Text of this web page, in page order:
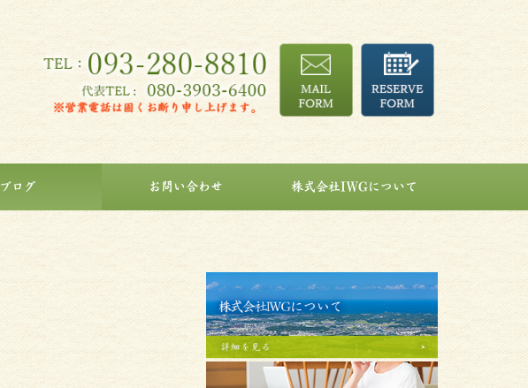
ブログ お問い合わせ 株式会社IWGについて